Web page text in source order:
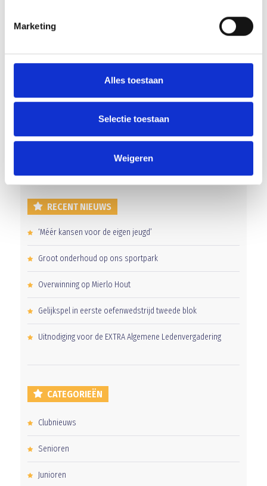
Marketing
Alles toestaan
Selectie toestaan
Weigeren
RECENT NIEUWS
‘Méér kansen voor de eigen jeugd’
Groot onderhoud op ons sportpark
Overwinning op Mierlo Hout
Gelijkspel in eerste oefenwedstrijd tweede blok
Uitnodiging voor de EXTRA Algemene Ledenvergadering
CATEGORIEËN
Clubnieuws
Senioren
Junioren